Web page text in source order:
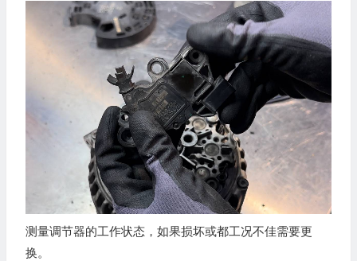
测量调节器的工作状态，如果损坏或都工况不佳需要更
换。